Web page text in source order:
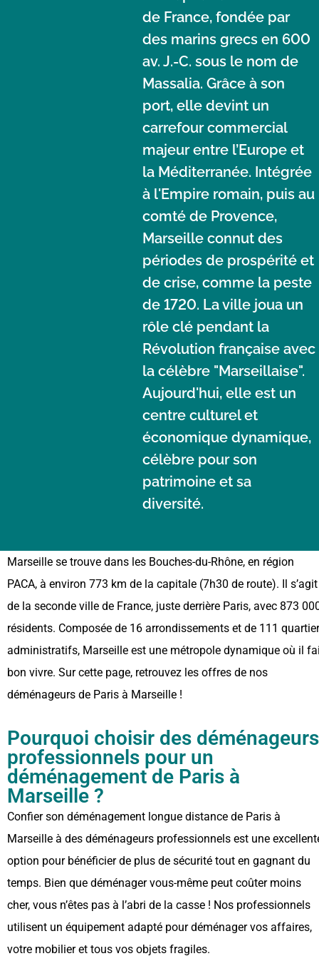
de France, fondée par
des marins grecs en 600
av. J.-C. sous le nom de
Massalia. Grâce à son
port, elle devint un
carrefour commercial
majeur entre l’Europe et
la Méditerranée. Intégrée
à l'Empire romain, puis au
comté de Provence,
Marseille connut des
périodes de prospérité et
de crise, comme la peste
de 1720. La ville joua un
rôle clé pendant la
Révolution française avec
la célèbre "Marseillaise".
Aujourd'hui, elle est un
centre culturel et
économique dynamique,
célèbre pour son
patrimoine et sa
diversité.
Marseille se trouve dans les Bouches-du-Rhône, en région
PACA, à environ 773 km de la capitale (7h30 de route). Il s’agit
de la seconde ville de France, juste derrière Paris, avec 873
résidents. Composée de 16 arrondissements et de 111
administratifs, Marseille est une métropole dynamique où il
bon vivre. Sur cette page, retrouvez les offres de nos
déménageurs de Paris à Marseille !
Pourquoi choisir des déménageurs
professionnels pour un
déménagement de Paris à
Marseille ?
Confier son déménagement longue distance de Paris à
Marseille à des déménageurs professionnels est une
option pour bénéficier de plus de sécurité tout en gagnant du
temps. Bien que déménager vous-même peut coûter moins
cher, vous n’êtes pas à l’abri de la casse ! Nos professionnels
utilisent un équipement adapté pour déménager vos affaires,
votre mobilier et tous vos objets fragiles.